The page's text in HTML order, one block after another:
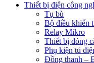
Thiết bị điện công
Tụ bù
Bộ điều khiển
Relay Mikro
Thiết bị đóng
Phụ kiện tủ
Đồng thanh –